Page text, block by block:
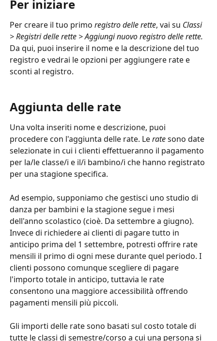
Per iniziare
Per creare il tuo primo registro delle rette, vai su Classi
> Registri delle rette > Aggiungi nuovo registro delle rette.
Da qui, puoi inserire il nome e la descrizione del tuo
registro e vedrai le opzioni per aggiungere rate e
sconti al registro.
Aggiunta delle rate
Una volta inseriti nome e descrizione, puoi
procedere con l'aggiunta delle rate. Le rate sono date
selezionate in cui i clienti effettueranno il pagamento
per la/le classe/i e il/i bambino/i che hanno registrato
per una stagione specifica.
Ad esempio, supponiamo che gestisci uno studio di
danza per bambini e la stagione segue i mesi
dell'anno scolastico (cioè. Da settembre a giugno).
Invece di richiedere ai clienti di pagare tutto in
anticipo prima del 1 settembre, potresti offrire rate
mensili il primo di ogni mese durante quel periodo. I
clienti possono comunque scegliere di pagare
l'importo totale in anticipo, tuttavia le rate
consentono una maggiore accessibilità offrendo
pagamenti mensili più piccoli.
Gli importi delle rate sono basati sul costo totale di
tutte le classi di semestre/corso a cui una persona si